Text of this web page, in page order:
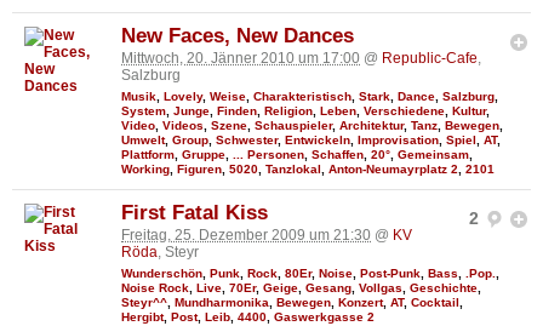
New Faces, New Dances
Mittwoch, 20. Jänner 2010 um 17:00 @ Republic-Cafe,
Salzburg
Musik Lovely, Weise Charakteristisch Stark Dance Salzburg
System Junge Finden Religion Leben Verschiedene Kultur,
Video Videos Szene Schauspieler, Architektur, Tanz Bewegen
Umwelt, Group Schwester, Entwickeln Improvisation Spiel AT,
Plattform Gruppe ... Personen Schaffen 20° Gemeinsam
Working Figuren 5020 Tanzlokal Anton-Neumayrplatz 2 2101
2
First Fatal Kiss
Freitag, 25. Dezember 2009 um 21:30 @ KV
Röda, Steyr
Wunderschön, Punk, Rock, 80Er, Noise, Post-Punk, Bass, .Pop.,
Noise Rock, Live, 70Er, Geige, Gesang, Vollgas, Geschichte,
Steyr^^, Mundharmonika, Bewegen, Konzert, AT, Cocktail,
Hergibt, Post, Leib, 4400, Gaswerkgasse 2